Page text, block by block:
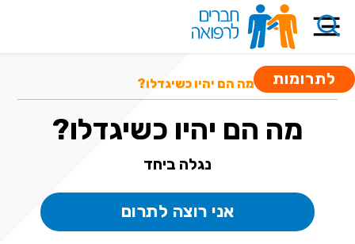
לתרומות
קרנות סיוע / מה הם יהיו כשיגדלו?
מה הם יהיו כשיגדלו?
נגלה ביחד
אני רוצה לתרום